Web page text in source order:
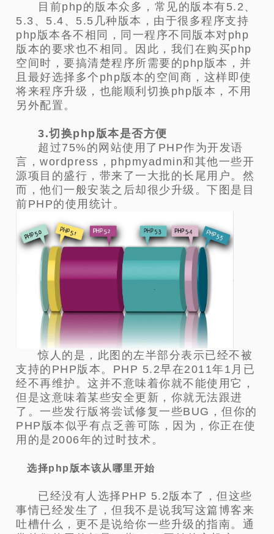
目前php的版本众多，常见的版本有5.2、
5.3、5.4、5.5几种版本，由于很多程序支持
php版本各不相同，同一程序不同版本对php
版本的要求也不相同。因此，我们在购买php
空间时，要搞清楚程序所需要的php版本，并
且最好选择多个php版本的空间商，这样即使
将来程序升级，也能顺利切换php版本，不用
另外配置。
3.切换php版本是否方便
超过75%的网站使用了PHP作为开发语
言，wordpress，phpmyadmin和其他一些开
源项目的盛行，带来了一大批的长尾用户。然
而，他们一般安装之后却很少升级。下图是目
前PHP的使用统计。
惊人的是，此图的左半部分表示已经不被
支持的PHP版本。PHP 5.2早在2011年1月已
经不再维护。这并不意味着你就不能使用它，
但是这意味着某些安全更新，你就无法跟进
了。一些发行版将尝试修复一些BUG，但你的
PHP版本似乎有点乏善可陈，因为，你正在使
用的是2006年的过时技术。
选择php版本该从哪里开始
已经没有人选择PHP 5.2版本了，但这些
事情已经发生了，但我不是说我写这篇博客来
吐槽什么，更不是说给你一些升级的指南。通